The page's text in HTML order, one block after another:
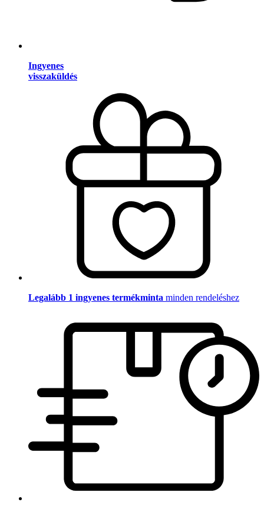
Ingyenes
visszaküldés
Legalább 1 ingyenes termékminta minden rendeléshez